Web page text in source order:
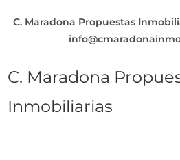
C. Maradona Propuestas
C. Maradona
Inmobiliarias